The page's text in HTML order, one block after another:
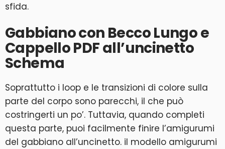
sfida.
Gabbiano con Becco Lungo e
Cappello PDF all’uncinetto
Schema
Soprattutto i loop e le transizioni di colore sulla
parte del corpo sono parecchi, il che può
costringerti un po’. Tuttavia, quando completi
questa parte, puoi facilmente finire l’amigurumi
del gabbiano all’uncinetto. il modello amigurumi